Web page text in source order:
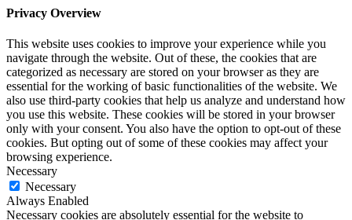
Privacy Overview
This website uses cookies to improve your experience while you
navigate through the website. Out of these, the cookies that are
categorized as necessary are stored on your browser as they are
essential for the working of basic functionalities of the website. We
also use third-party cookies that help us analyze and understand how
you use this website. These cookies will be stored in your browser
only with your consent. You also have the option to opt-out of these
cookies. But opting out of some of these cookies may affect your
browsing experience.
Necessary
Necessary
Always Enabled
Necessary cookies are absolutely essential for the website to